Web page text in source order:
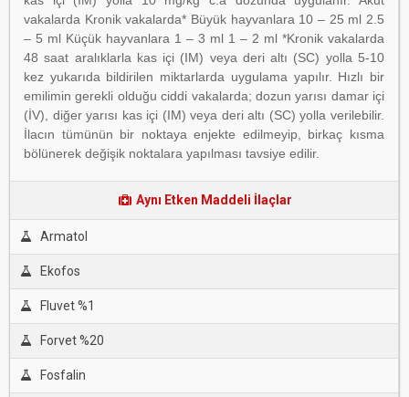
vakalarda Kronik vakalarda* Büyük hayvanlara 10 – 25 ml 2.5
– 5 ml Küçük hayvanlara 1 – 3 ml 1 – 2 ml *Kronik vakalarda
48 saat aralıklarla kas içi (IM) veya deri altı (SC) yolla 5-10
kez yukarıda bildirilen miktarlarda uygulama yapılır. Hızlı bir
emilimin gerekli olduğu ciddi vakalarda; dozun yarısı damar içi
(İV), diğer yarısı kas içi (IM) veya deri altı (SC) yolla verilebilir.
İlacın tümünün bir noktaya enjekte edilmeyip, birkaç kısma
bölünerek değişik noktalara yapılması tavsiye edilir.
Aynı Etken Maddeli İlaçlar
Armatol
Ekofos
Fluvet %1
Forvet %20
Fosfalin